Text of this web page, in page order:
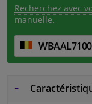
Recherchez avec
manuelle.